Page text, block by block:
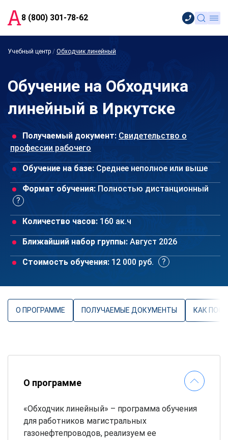
8 (800) 301-78-62
Учебный центр / Обходчик линейный
Обучение на Обходчика
линейный в Иркутске
Получаемый документ: Свидетельство о
профессии рабочего
Обучение на базе: Среднее неполное или выше
Формат обучения: Полностью дистанционный
Количество часов: 160 ак.ч
Ближайший набор группы: Август 2026
Стоимость обучения: 12 000 руб.
О ПРОГРАММЕ ПОЛУЧАЕМЫЕ ДОКУМЕНТЫ КАК
О программе
«Обходчик линейный» – программа обучения
для работников магистральных
газонефтепроводов, реализуем ее